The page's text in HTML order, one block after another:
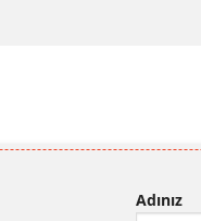
Adınız